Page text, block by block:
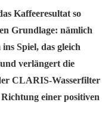
Kaffeeresultat so
Grundlage: nämlich
Spiel, das gleich
verlängert die
CLARIS-Wasserfilter
einer positiven